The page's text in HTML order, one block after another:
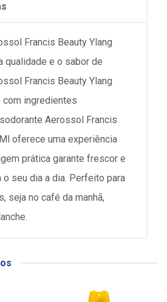
Francis Beauty Ylang
qualidade e o sabor de
Francis Beauty Ylang
ingredientes
Aerossol Francis
oferece uma experiência
prática garante frescor e
o seu dia a dia. Perfeito para
seja no café da manhã,